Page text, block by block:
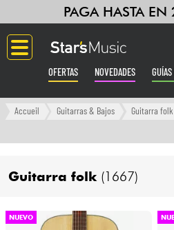
PAGA HASTA EN
OFERTAS NOVEDADES
Langue
Ampli & Efectos
Pianos
Accueil Guitarras & Bajos Guitarra
Guitarra folk (1667)
NUEVO